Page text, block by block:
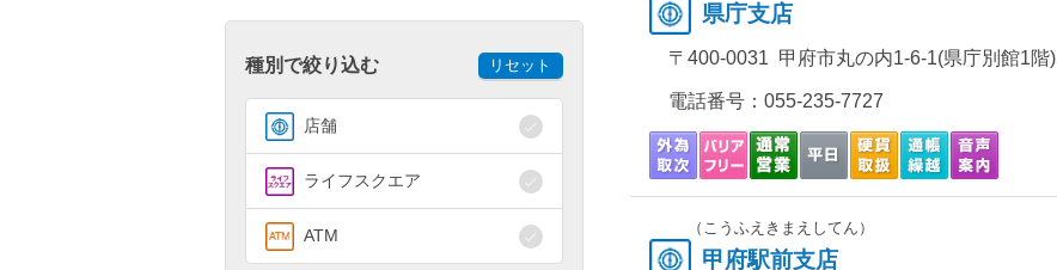
種別で絞り込む リセット
店舗
ライフスクエア
ATM
県庁支店
〒400-0031 甲府市丸の内1-6-1(県庁別館1階)
電話番号： 055-235-7727
（こうふえきまえしてん）
甲府駅前支店